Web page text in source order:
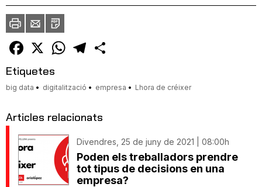
ImprimirEnvia
un
amic
PDF
Facebook
X WhatsAppTelegram
Etiquetes
big data digitalització empresa Lhora de créixer
Articles relacionats
Divendres, 25 de juny de 2021 | 08:00h
Poden els treballadors prendre
tot tipus de decisions en una
empresa?